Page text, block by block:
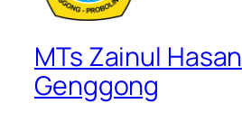
MTs Zainul Hasan
Genggong